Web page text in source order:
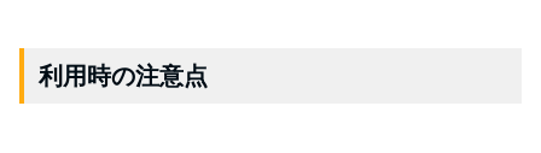
利用時の注意点